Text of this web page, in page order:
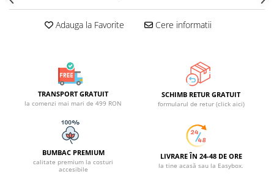
Adauga la Favorite Cere informatii
TRANSPORT GRATUIT
la comenzi mai mari de 499 RON
SCHIMB RETUR GRATUIT
formularul de retur (click aici)
BUMBAC PREMIUM
calitate premium la costuri
accesibile
LIVRARE ÎN 24-48 DE ORE
la tine acasă sau la Easybox.